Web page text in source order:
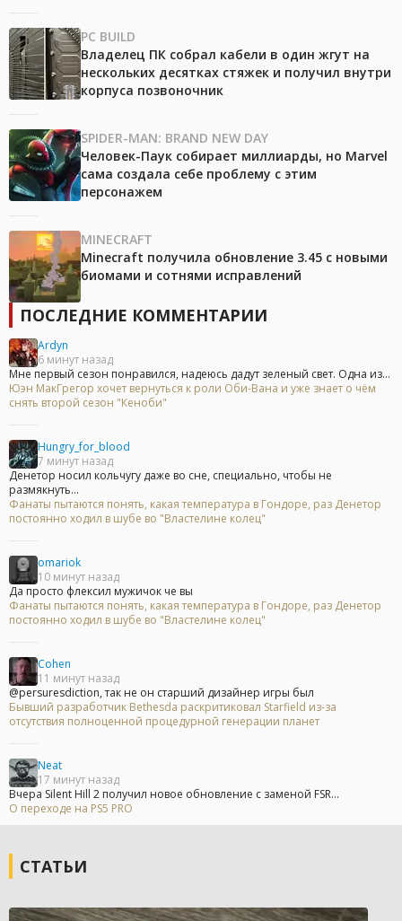
PC BUILD
Владелец ПК собрал кабели в один жгут на
нескольких десятках стяжек и получил внутри
корпуса позвоночник
SPIDER-MAN: BRAND NEW DAY
Человек-Паук собирает миллиарды, но Marvel
сама создала себе проблему с этим
персонажем
MINECRAFT
Minecraft получила обновление 3.45 с новыми
биомами и сотнями исправлений
ПОСЛЕДНИЕ КОММЕНТАРИИ
Ardyn
6 минут назад
Мне первый сезон понравился, надеюсь дадут зеленый свет. Одна из...
Юэн МакГрегор хочет вернуться к роли Оби-Вана и уже знает о чём
снять второй сезон "Кеноби"
Hungry_for_blood
7 минут назад
Денетор носил кольчугу даже во сне, специально, чтобы не
размякнуть...
Фанаты пытаются понять, какая температура в Гондоре, раз Денетор
постоянно ходил в шубе во "Властелине колец"
omariok
10 минут назад
Да просто флексил мужичок че вы
Фанаты пытаются понять, какая температура в Гондоре, раз Денетор
постоянно ходил в шубе во "Властелине колец"
Cohen
11 минут назад
@persuresdiction, так не он старший дизайнер игры был
Бывший разработчик Bethesda раскритиковал Starfield из-за
отсутствия полноценной процедурной генерации планет
Neat
17 минут назад
Вчера Silent Hill 2 получил новое обновление с заменой FSR...
О переходе на PS5 PRO
СТАТЬИ